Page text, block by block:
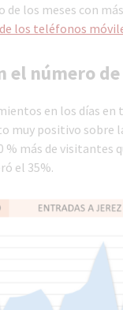
los meses con
los teléfonos
el número
en los días
muy positivo sobre
% más de visitantes
el 35%.